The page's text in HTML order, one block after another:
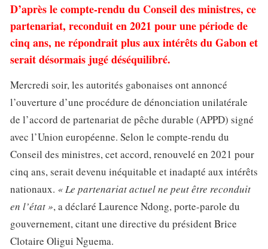
D’après le compte-rendu du Conseil des ministres, ce
partenariat, reconduit en 2021 pour une période de
cinq ans, ne répondrait plus aux intérêts du Gabon et
serait désormais jugé déséquilibré.
Mercredi soir, les autorités gabonaises ont annoncé
l’ouverture d’une procédure de dénonciation unilatérale
de l’accord de partenariat de pêche durable (APPD) signé
avec l’Union européenne. Selon le compte-rendu du
Conseil des ministres, cet accord, renouvelé en 2021 pour
cinq ans, serait devenu inéquitable et inadapté aux intérêts
nationaux. « Le partenariat actuel ne peut être reconduit
en l’état », a déclaré Laurence Ndong, porte-parole du
gouvernement, citant une directive du président Brice
Clotaire Oligui Nguema.